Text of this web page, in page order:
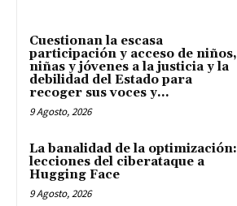
Cuestionan la escasa
participación y acceso de niños,
niñas y jóvenes a la justicia y la
debilidad del Estado para
recoger sus voces y...
9 Agosto, 2026
La banalidad de la optimización:
lecciones del ciberataque a
Hugging Face
9 Agosto, 2026